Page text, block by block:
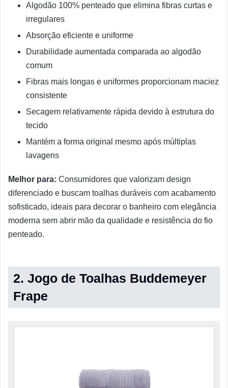
Algodão 100% penteado que elimina fibras curtas e
irregulares
Absorção eficiente e uniforme
Durabilidade aumentada comparada ao algodão
comum
Fibras mais longas e uniformes proporcionam maciez
consistente
Secagem relativamente rápida devido à estrutura do
tecido
Mantém a forma original mesmo após múltiplas
lavagens
Melhor para: Consumidores que valorizam design
diferenciado e buscam toalhas duráveis com acabamento
sofisticado, ideais para decorar o banheiro com elegância
moderna sem abrir mão da qualidade e resistência do fio
penteado.
2. Jogo de Toalhas Buddemeyer
Frape